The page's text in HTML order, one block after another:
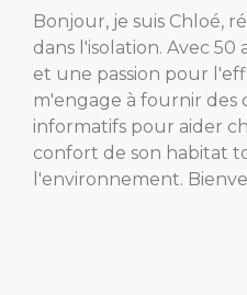
Bonjour, je suis Chloé,
dans l'isolation. Avec 50
et une passion pour
m'engage à fournir des
informatifs pour aider
confort de son habitat
l'environnement.